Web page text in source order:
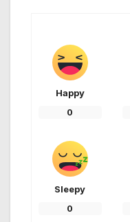
Happy
0
Sleepy
0